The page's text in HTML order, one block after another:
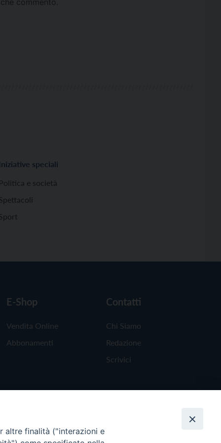
Iniziative speciali
Politica e società
E-Shop
Vendita Online
Abbonamenti
Contatti
Chi Siamo
Redazione
Scrivici
altre finalità ("interazioni e